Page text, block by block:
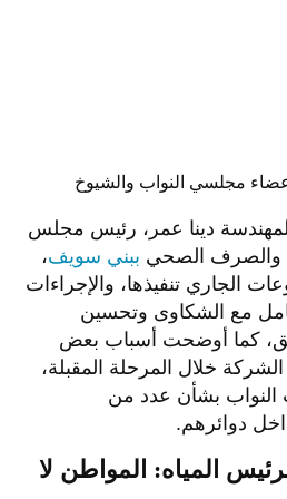
مجلسي النواب والشيوخ
دينا عمر، رئيس مجلس
والصرف الصحي ببني سويف،
الجاري تنفيذها، والإجراءات
مع الشكاوى وتحسين
كما أوضحت أسباب بعض
خلال المرحلة المقبلة،
بشأن عدد من
دوائرهم.
المياه: المواطن لا